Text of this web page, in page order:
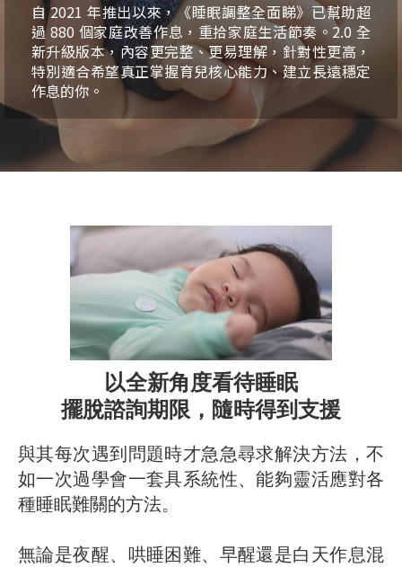
自 2021 年推出以來，《睡眠調整全面睇》已幫助超
過 880 個家庭改善作息，重拾家庭生活節奏。2.0 全
新升級版本，內容更完整、更易理解，針對性更高，
特別適合希望真正掌握育兒核心能力、建立長遠穩定
作息的你。
以全新角度看待睡眠
擺脫諮詢期限，隨時得到支援
與其每次遇到問題時才急急尋求解決方法，不
如一次過學會一套具系統性、能夠靈活應對各
種睡眠難關的方法。
無論是夜醒、哄睡困難、早醒還是白天作息混